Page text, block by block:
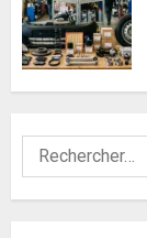
Rechercher :